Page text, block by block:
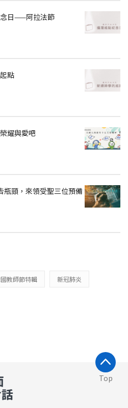
念日——阿拉法節
點
耀與愛吧
瓶頸，來領受聖三位預備
教師節特輯 新冠肺炎
Top